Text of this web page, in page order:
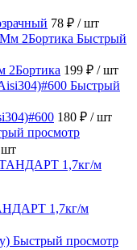
78 ₽ / шт
Быстрый
199 ₽ / шт
Быстрый
180 ₽ / шт
просмотр
1,7кг/м
Быстрый просмотр